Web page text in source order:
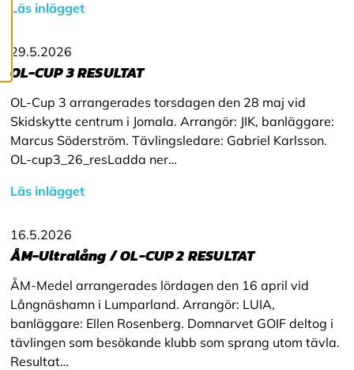
e
Läs inlägget
29.5.2026
OL-CUP 3 RESULTAT
OL-Cup 3 arrangerades torsdagen den 28 maj vid
Skidskytte centrum i Jomala. Arrangör: JIK, banläggare:
Marcus Söderström. Tävlingsledare: Gabriel Karlsson.
OL-cup3_26_resLadda ner…
Läs inlägget
16.5.2026
ÅM-Ultralång / OL-CUP 2 RESULTAT
ÅM-Medel arrangerades lördagen den 16 april vid
Långnäshamn i Lumparland. Arrangör: LUIA,
banläggare: Ellen Rosenberg. Domnarvet GOIF deltog i
tävlingen som besökande klubb som sprang utom tävla.
Resultat…